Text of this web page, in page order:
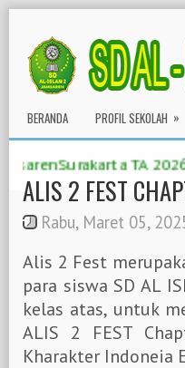
BERANDA PROFIL SEKOLAH »
TA 2026-2027
ALIS 2 FEST
Rabu, Maret 05,
Alis 2 Fest
para siswa SD AL
kelas atas, untuk
ALIS 2 FEST
Kharakter Indoneia